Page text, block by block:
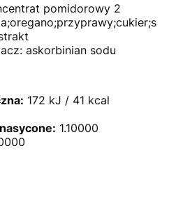
pomidorowy 2
askorbinian sodu
172 kJ / 41 kcal
1.10000